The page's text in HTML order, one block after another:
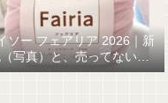
ソー フェアリア 2026｜新
写真）と、売ってない…
GETまでの話